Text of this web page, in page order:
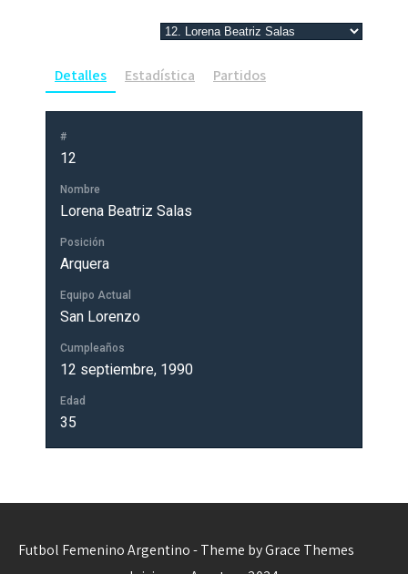
Detalles Estadística Partidos
#
12
Nombre
Lorena Beatriz Salas
Posición
Arquera
Equipo Actual
San Lorenzo
Cumpleaños
12 septiembre, 1990
Edad
35
Futbol Femenino Argentino - Theme by Grace Themes